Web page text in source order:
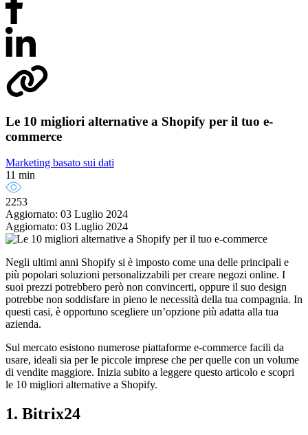
Le 10 migliori alternative a Shopify per il tuo e-
commerce
Marketing basato sui dati
11 min
2253
Aggiornato: 03 Luglio 2024
Aggiornato: 03 Luglio 2024
Negli ultimi anni Shopify si è imposto come una delle principali e
più popolari soluzioni personalizzabili per creare negozi online. I
suoi prezzi potrebbero però non convincerti, oppure il suo design
potrebbe non soddisfare in pieno le necessità della tua compagnia. In
questi casi, è opportuno scegliere un’opzione più adatta alla tua
azienda.
Sul mercato esistono numerose piattaforme e-commerce facili da
usare, ideali sia per le piccole imprese che per quelle con un volume
di vendite maggiore. Inizia subito a leggere questo articolo e scopri
le 10 migliori alternative a Shopify.
1. Bitrix24